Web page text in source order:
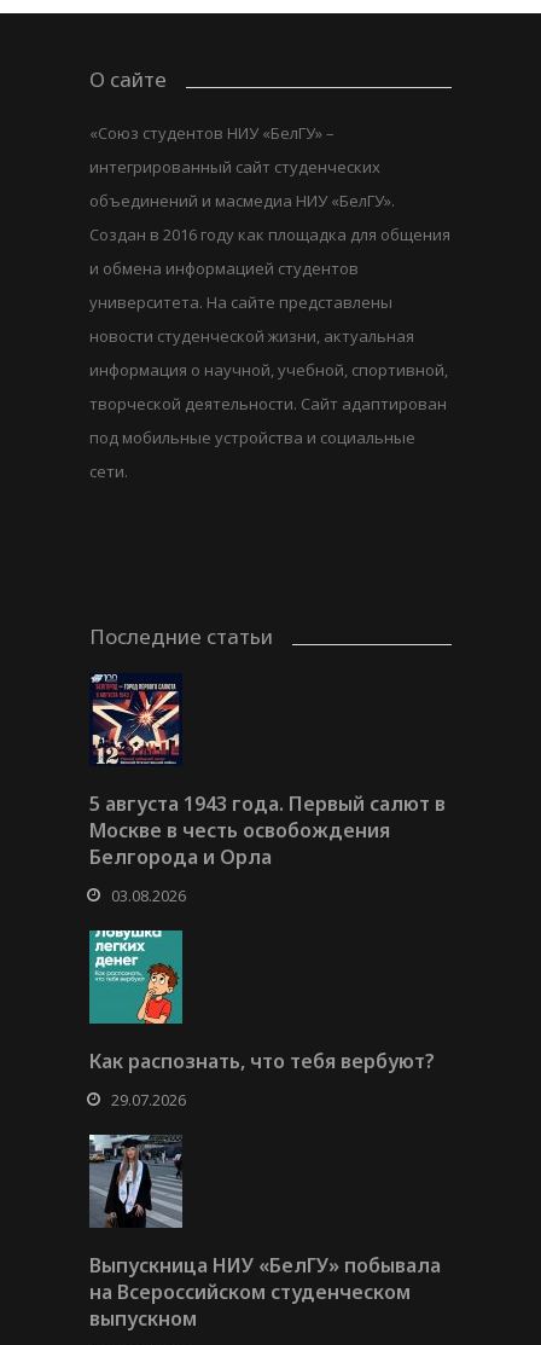
О сайте
«Союз студентов НИУ «БелГУ» –
интегрированный сайт студенческих
объединений и масмедиа НИУ «БелГУ».
Создан в 2016 году как площадка для общения
и обмена информацией студентов
университета. На сайте представлены
новости студенческой жизни, актуальная
информация о научной, учебной, спортивной,
творческой деятельности. Сайт адаптирован
под мобильные устройства и социальные
сети.
Последние статьи
5 августа 1943 года. Первый салют в
Москве в честь освобождения
Белгорода и Орла
03.08.2026
Как распознать, что тебя вербуют?
29.07.2026
Выпускница НИУ «БелГУ» побывала
на Всероссийском студенческом
выпускном